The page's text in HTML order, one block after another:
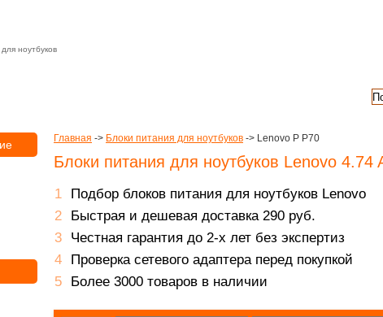
ноутбуков
Главная -> Блоки питания для ноутбуков -> Lenovo P P70
Блоки питания для ноутбуков Lenovo 4.74
Подбор блоков питания для ноутбуков Lenovo
Быстрая и дешевая доставка 290 руб.
Честная гарантия до 2-х лет без экспертиз
Проверка сетевого адаптера перед покупкой
Более 3000 товаров в наличии